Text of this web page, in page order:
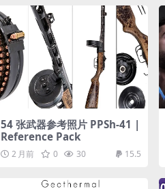
54 张武器参考照片 PPSh-41 |
Reference Pack
2 月前 0 30 15.5